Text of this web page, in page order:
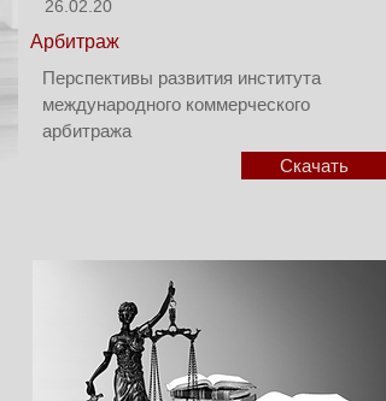
26.02.20
Aрбитраж
Перспективы развития института
международного коммерческого
арбитража
Скачать